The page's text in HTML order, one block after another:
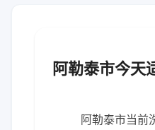
阿勒泰市今天
阿勒泰市当前